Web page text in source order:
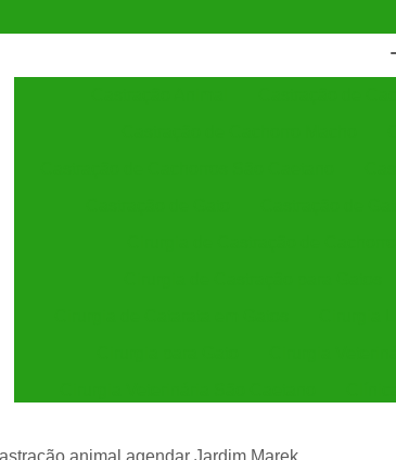
animal agendar Jardim Marek